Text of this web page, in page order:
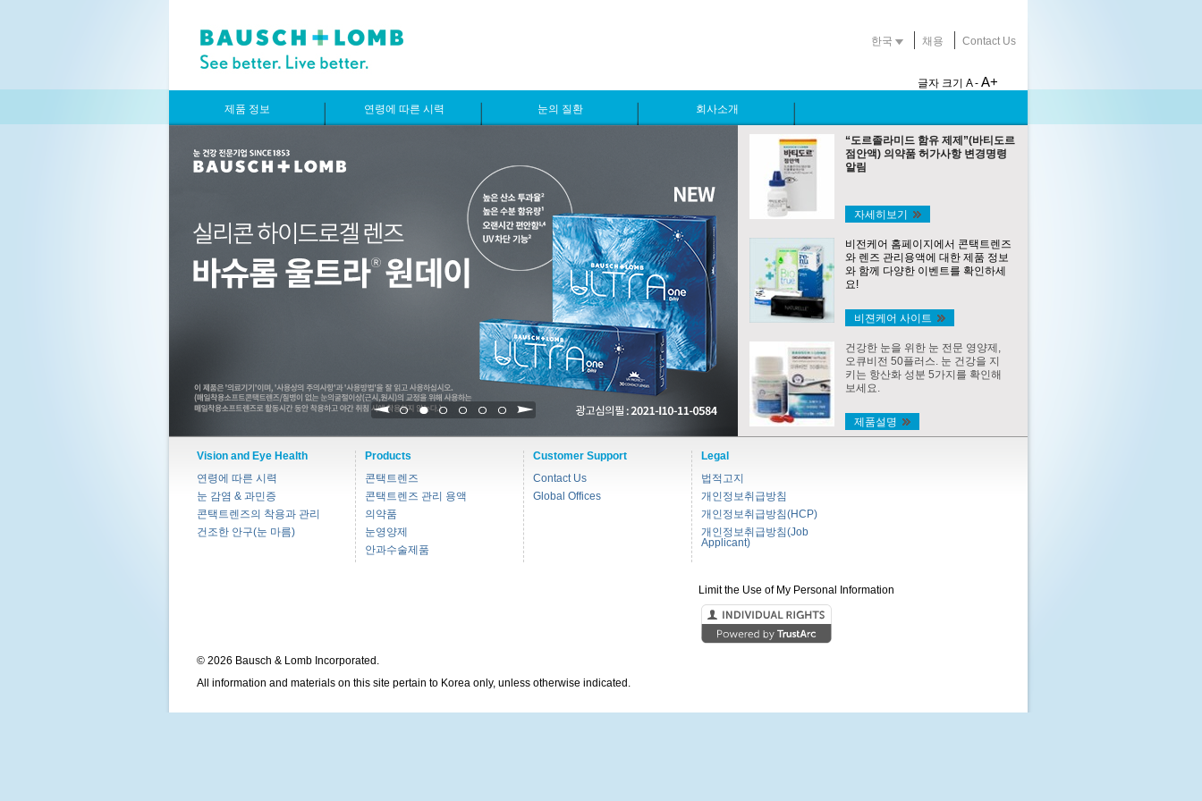
한국 채용 Contact Us
글자 크기 A - A+
제품 정보 연령에 따른 시력 눈의 질환 회사소개
1 2 3 4 5 6
“도르졸라미드 함유 제제”(바티도르
점안액) 의약품 허가사항 변경명령
알림
자세히보기
비전케어 홈페이지에서 콘택트렌즈
와 렌즈 관리용액에 대한 제품 정보
와 함께 다양한 이벤트를 확인하세
요!
비젼케어 사이트
건강한 눈을 위한 눈 전문 영양제,
오큐비전 50플러스. 눈 건강을 지
키는 항산화 성분 5가지를 확인해
보세요.
제품설명
Vision and Eye Health
연령에 따른 시력
눈 감염 & 과민증
콘택트렌즈의 착용과 관리
건조한 안구(눈 마름)
Products
콘택트렌즈
콘택트렌즈 관리 용액
의약품
눈영양제
안과수술제품
Customer Support
Contact Us
Global Offices
Legal
법적고지
개인정보취급방침
개인정보취급방침(HCP)
개인정보취급방침(Job
Applicant)
Limit the Use of My Personal Information
© 2026 Bausch & Lomb Incorporated.
All information and materials on this site pertain to Korea only, unless otherwise indicated.